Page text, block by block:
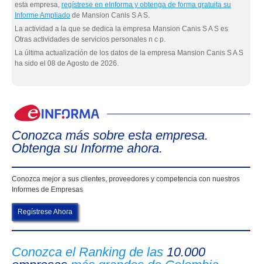
esta empresa, regístrese en eInforma y obtenga de forma gratuita su
Informe Ampliado de Mansion Canis S A S.
La actividad a la que se dedica la empresa Mansion Canis S A S es
Otras actividades de servicios personales n c p.
La última actualización de los datos de la empresa Mansion Canis S A S
ha sido el 08 de Agosto de 2026.
Conozca más sobre esta empresa.
Obtenga su Informe ahora.
Conozca mejor a sus clientes, proveedores y competencia con nuestros
Informes de Empresas
Regístrese Ahora
Conozca el Ranking de las 10.000